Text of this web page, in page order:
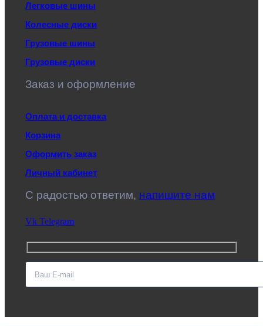
Легковые шины
Колесные диски
Грузовые шины
Грузовые диски
Заказ и оформление
Оплата и доставка
Корзина
Оформить заказ
Личный кабинет
C радостью ответим, напишите нам
Vk Telegram